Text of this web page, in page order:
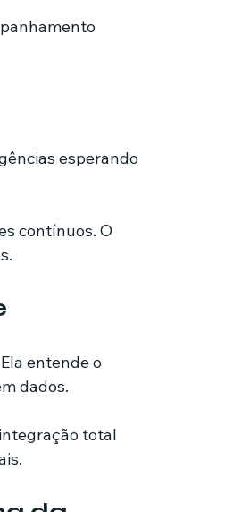
esperando
contínuos. O
entende o
dados.
total